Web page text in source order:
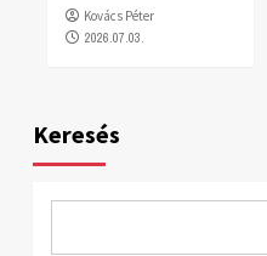
Kovács Péter
2026.07.03.
Keresés